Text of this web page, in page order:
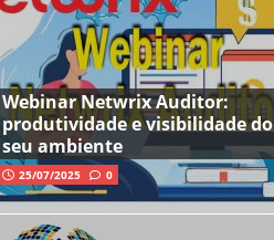
Webinar Netwrix Auditor:
produtividade e visibilidade do
seu ambiente
25/07/2025 0